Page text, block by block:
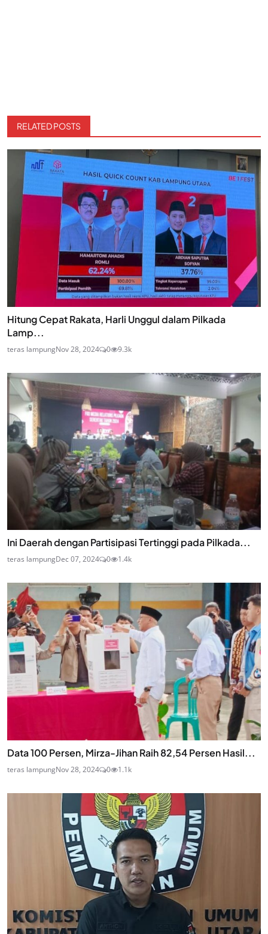
RELATED POSTS
Hitung Cepat Rakata, Harli Unggul dalam Pilkada
Lamp...
teras lampungNov 28, 2024 0 9.3k
Ini Daerah dengan Partisipasi Tertinggi pada Pilkada...
teras lampungDec 07, 2024 0 1.4k
Data 100 Persen, Mirza-Jihan Raih 82,54 Persen Hasil...
teras lampungNov 28, 2024 0 1.1k